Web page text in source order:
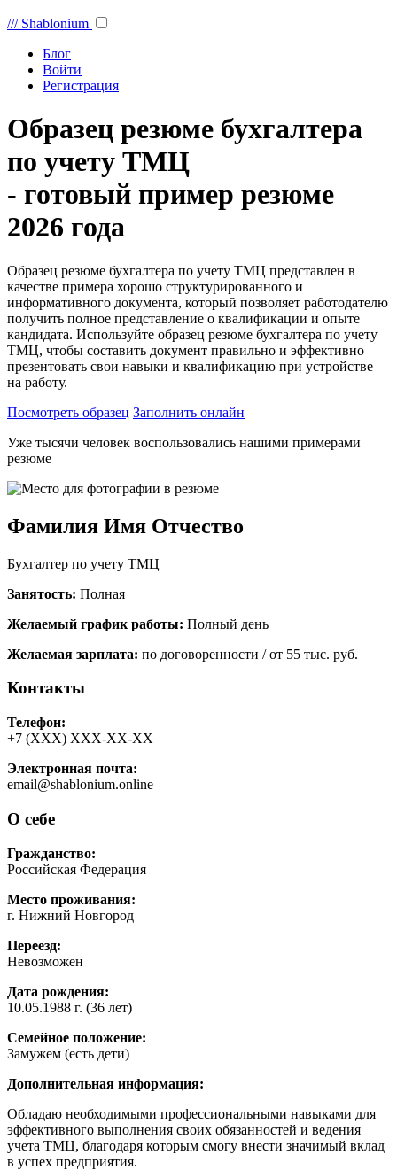
/// Shablonium
Блог
Войти
Регистрация
Образец резюме бухгалтера
по учету ТМЦ
- готовый пример резюме
2026 года
Образец резюме бухгалтера по учету ТМЦ представлен в
качестве примера хорошо структурированного и
информативного документа, который позволяет работодателю
получить полное представление о квалификации и опыте
кандидата. Используйте образец резюме бухгалтера по учету
ТМЦ, чтобы составить документ правильно и эффективно
презентовать свои навыки и квалификацию при устройстве
на работу.
Посмотреть образец Заполнить онлайн
Уже тысячи человек воспользовались нашими примерами
резюме
Фамилия Имя Отчество
Бухгалтер по учету ТМЦ
Занятость: Полная
Желаемый график работы: Полный день
Желаемая зарплата: по договоренности / от 55 тыс. руб.
Контакты
Телефон:
+7 (ХХХ) ХХХ-ХХ-ХХ
Электронная почта:
email@shablonium.online
О себе
Гражданство:
Российская Федерация
Место проживания:
г. Нижний Новгород
Переезд:
Невозможен
Дата рождения:
10.05.1988 г. (36 лет)
Семейное положение:
Замужем (есть дети)
Дополнительная информация:
Обладаю необходимыми профессиональными навыками для
эффективного выполнения своих обязанностей и ведения
учета ТМЦ, благодаря которым смогу внести значимый вклад
в успех предприятия.